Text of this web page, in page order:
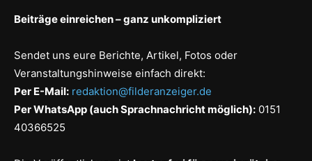
Beiträge einreichen – ganz unkompliziert
Sendet uns eure Berichte, Artikel, Fotos oder
Veranstaltungshinweise einfach direkt:
Per E-Mail: redaktion@filderanzeiger.de
Per WhatsApp (auch Sprachnachricht möglich): 0151
40366525